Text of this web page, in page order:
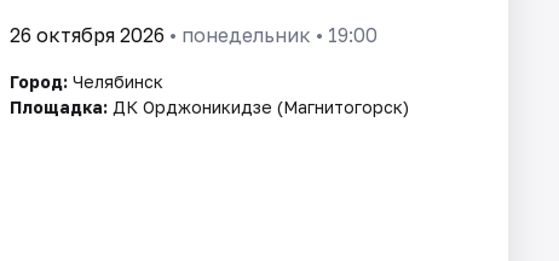
26 октября 2026 • понедельник • 19:00
Город: Челябинск
Площадка: ДК Орджоникидзе (Магнитогорск)